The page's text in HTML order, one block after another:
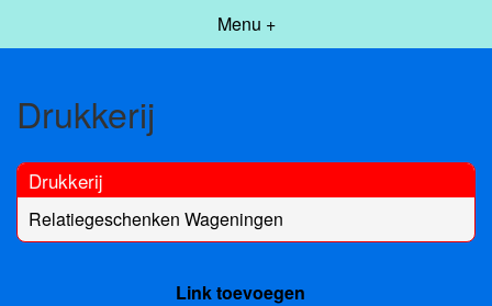
Menu +
Drukkerij
Drukkerij
Relatiegeschenken Wageningen
Link toevoegen